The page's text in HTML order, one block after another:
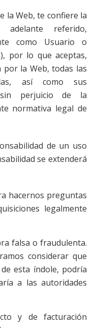
la Web, te confiere la
referido,
como Usuario o
por lo que aceptas,
por la Web, todas las
así como sus
sin perjuicio de la
normativa legal de
de un uso
se extenderá
hacernos preguntas
legalmente
falsa o fraudulenta.
considerar que
esta índole, podría
a las autoridades
y de facturación